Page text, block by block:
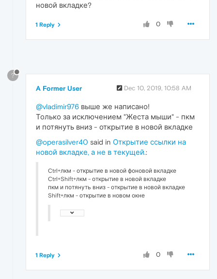
новой вкладке?
0
1 Reply
?
A Former User Dec 10, 2019, 10:58 AM
@vladimir976 выше же написано!
Только за исключением "Жеста мыши" - пкм
и потянуть вниз - открытие в новой вкладке
@operasilver40 said in Открытие ссылки на
новой вкладке, а не в текущей.:
Ctrl+лкм - открытие в новой фоновой вкладке
Ctrl+Shift+лкм - открытие в новой вкладке
пкм и потянуть вниз - открытие в новой вкладке
Shift+лкм - открытие в новом окне
0
1 Reply